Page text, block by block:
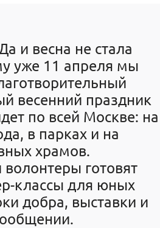
и весна не стала
уже 11 апреля мы
весенний праздник
по всей Москве: на
в парках и на
храмов.
готовят
классы для юных
добра, выставки и